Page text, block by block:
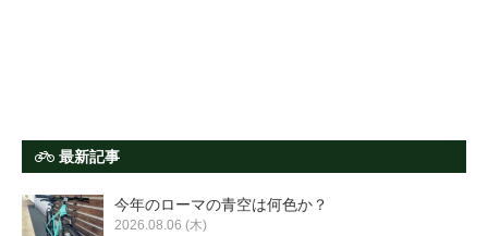
最新記事
今年のローマの青空は何色か？
2026.08.06 (木)